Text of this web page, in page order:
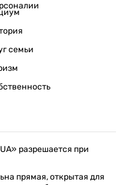
семьи
разрешается при
прямая, открытая для